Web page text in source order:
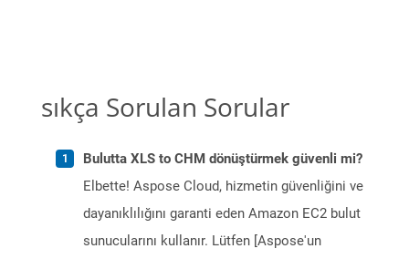
sıkça Sorulan Sorular
Bulutta XLS to CHM dönüştürmek güvenli mi?
Elbette! Aspose Cloud, hizmetin güvenliğini ve
dayanıklılığını garanti eden Amazon EC2 bulut
sunucularını kullanır. Lütfen [Aspose'un